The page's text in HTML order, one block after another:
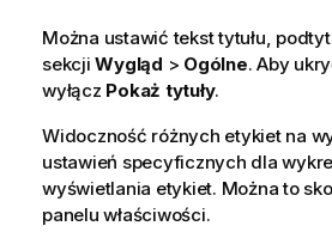
Można ustawić tekst tytułu,
sekcjiWygląd > Ogólne. Aby
wyłącz Pokaż tytuły.
Widoczność różnych etykiet na
ustawień specyficznych dla
wyświetlania etykiet. Można to
panelu właściwości.